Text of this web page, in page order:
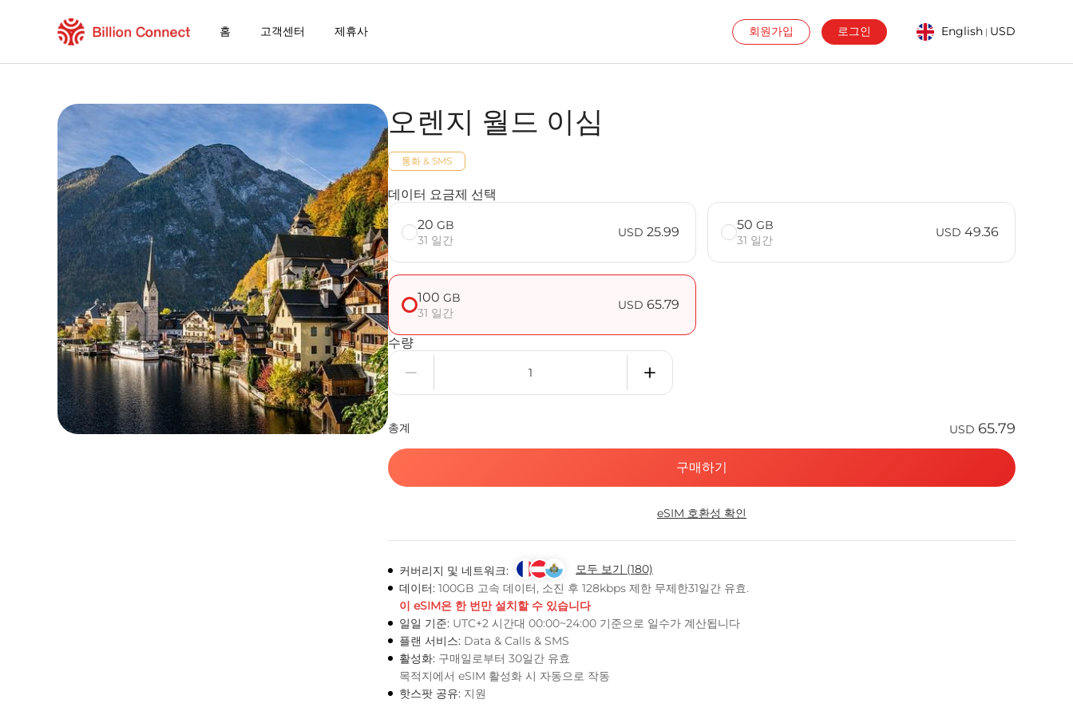
홈 고객센터 제휴사 회원가입 로그인 English | USD
현재 목적지가 포함된 지역 요금제
eSIM을 즐기는 방법
Belarus에서 Billion Connect eSIM을 사용할 때의 장점
Billion Connect 오렌지 월드 이심 FAQ
목적지 및 데이터 요금제 선택
eSIM 설치하기
데이터 요금제 즐기기
안정적인 인터넷 연결
로밍 비용 절감
24/7 고객 서비스
쉬운 설치 방법
국내 전화번호 그대로 유지
로컬 및 지역 요금제
오렌지 월드 이심
통화 & SMS
데이터 요금제 선택
20 GB
31 일간
USD 25.99 50 GB
31 일간
USD 49.36
100 GB
31 일간
USD 65.79
수량
총계 USD 65.79
구매하기
eSIM 호환성 확인
커버리지 및 네트워크:
모두 보기 (180)
데이터: 100GB 고속 데이터, 소진 후 128kbps 제한 무제한31일간 유효.
이 eSIM은 한 번만 설치할 수 있습니다
일일 기준: UTC+2 시간대 00:00~24:00 기준으로 일수가 계산됩니다
플랜 서비스: Data & Calls & SMS
활성화: 구매일로부터 30일간 유효
목적지에서 eSIM 활성화 시 자동으로 작동
핫스팟 공유: 지원